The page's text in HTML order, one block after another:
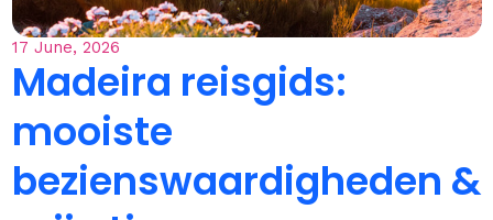
17 June, 2026
Madeira reisgids:
mooiste
bezienswaardigheden &